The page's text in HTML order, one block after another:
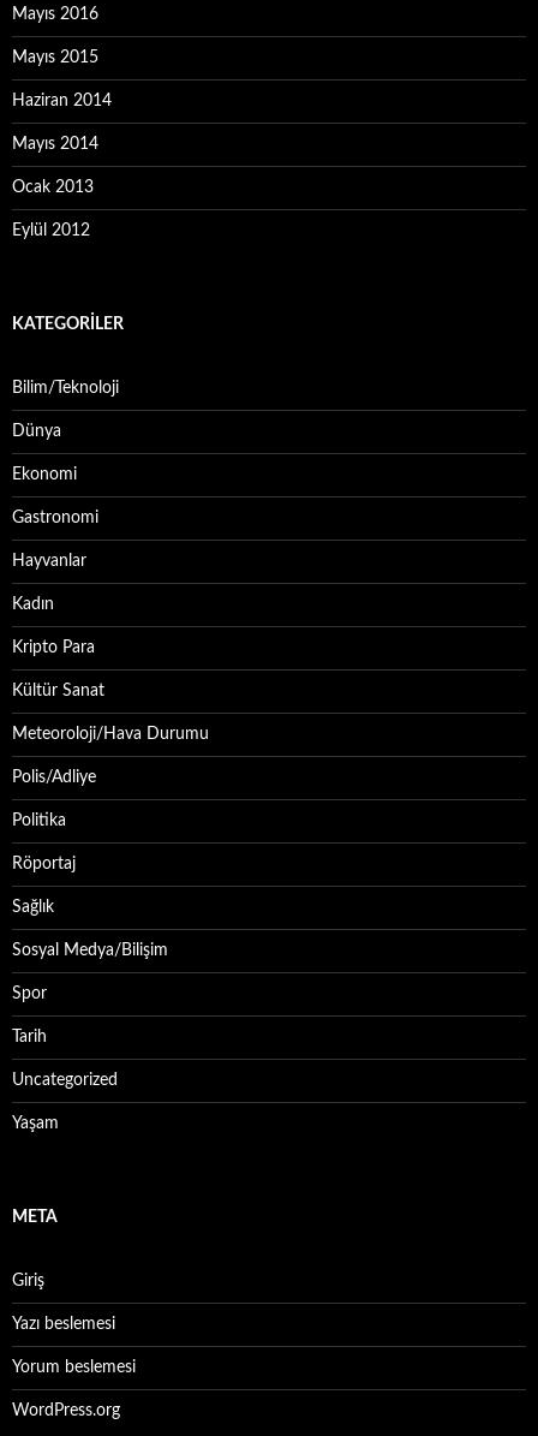
Mayıs 2016
Mayıs 2015
Haziran 2014
Mayıs 2014
Ocak 2013
Eylül 2012
KATEGORILER
Bilim/Teknoloji
Dünya
Ekonomi
Gastronomi
Hayvanlar
Kadın
Kripto Para
Kültür Sanat
Meteoroloji/Hava Durumu
Polis/Adliye
Politika
Röportaj
Sağlık
Sosyal Medya/Bilişim
Spor
Tarih
Uncategorized
Yaşam
META
Giriş
Yazı beslemesi
Yorum beslemesi
WordPress.org